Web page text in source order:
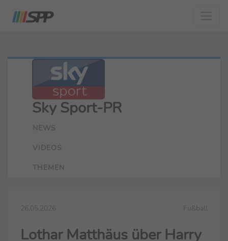
Sky Sport-PR
NEWS
VIDEOS
THEMEN
26.05.2026 Fußball
Lothar Matthäus über Harry